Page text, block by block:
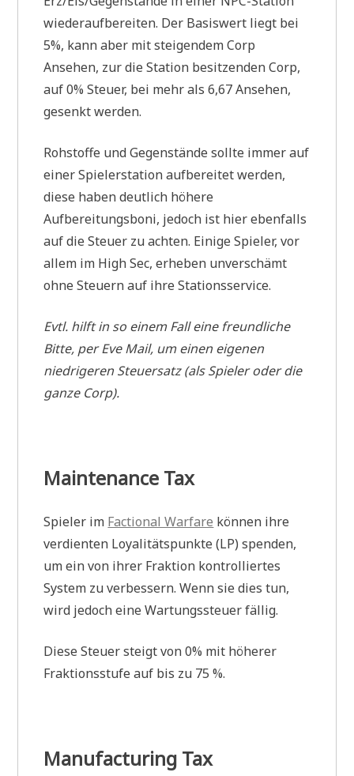
wiederaufbereiten. Der Basiswert liegt bei
5%, kann aber mit steigendem Corp
Ansehen, zur die Station besitzenden Corp,
auf 0% Steuer, bei mehr als 6,67 Ansehen,
gesenkt werden.
Rohstoffe und Gegenstände sollte immer auf
einer Spielerstation aufbereitet werden,
diese haben deutlich höhere
Aufbereitungsboni, jedoch ist hier ebenfalls
auf die Steuer zu achten. Einige Spieler, vor
allem im High Sec, erheben unverschämt
ohne Steuern auf ihre Stationsservice.
Evtl. hilft in so einem Fall eine freundliche
Bitte, per Eve Mail, um einen eigenen
niedrigeren Steuersatz (als Spieler oder die
ganze Corp).
Maintenance Tax
Spieler im Factional Warfare können ihre
verdienten Loyalitätspunkte (LP) spenden,
um ein von ihrer Fraktion kontrolliertes
System zu verbessern. Wenn sie dies tun,
wird jedoch eine Wartungssteuer fällig.
Diese Steuer steigt von 0% mit höherer
Fraktionsstufe auf bis zu 75 %.
Manufacturing Tax